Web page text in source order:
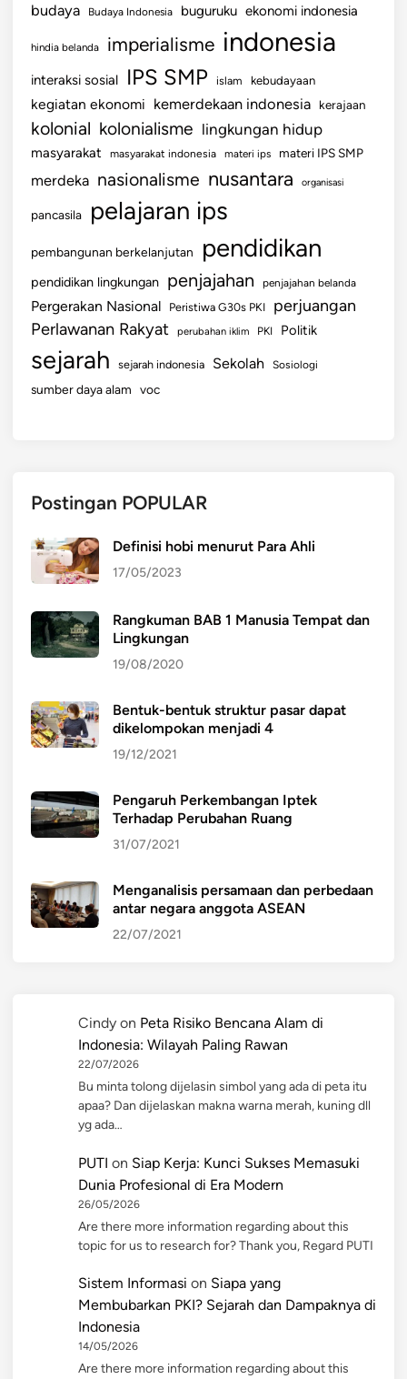
budaya Budaya Indonesia buguruku ekonomi indonesia
hindia belanda imperialisme indonesia
interaksi sosial IPS SMP islam kebudayaan
kegiatan ekonomi kemerdekaan indonesia kerajaan
kolonial kolonialisme lingkungan hidup
masyarakat masyarakat indonesia materi ips materi IPS SMP
merdeka nasionalisme nusantara organisasi
pancasila pelajaran ips
pembangunan berkelanjutan pendidikan
pendidikan lingkungan penjajahan penjajahan belanda
Pergerakan Nasional Peristiwa G30s PKI perjuangan
Perlawanan Rakyat perubahan iklim PKI Politik
sejarah sejarah indonesia Sekolah Sosiologi
sumber daya alam voc
Postingan POPULAR
Definisi hobi menurut Para Ahli
17/05/2023
Rangkuman BAB 1 Manusia Tempat dan
Lingkungan
19/08/2020
Bentuk-bentuk struktur pasar dapat
dikelompokan menjadi 4
19/12/2021
Pengaruh Perkembangan Iptek
Terhadap Perubahan Ruang
31/07/2021
Menganalisis persamaan dan perbedaan
antar negara anggota ASEAN
22/07/2021
Cindy on Peta Risiko Bencana Alam di
Indonesia: Wilayah Paling Rawan
22/07/2026
Bu minta tolong dijelasin simbol yang ada di peta itu
apaa? Dan dijelaskan makna warna merah, kuning dll
yg ada…
PUTI on Siap Kerja: Kunci Sukses Memasuki
Dunia Profesional di Era Modern
26/05/2026
Are there more information regarding about this
topic for us to research for? Thank you, Regard PUTI
Sistem Informasi on Siapa yang
Membubarkan PKI? Sejarah dan Dampaknya di
Indonesia
14/05/2026
Are there more information regarding about this